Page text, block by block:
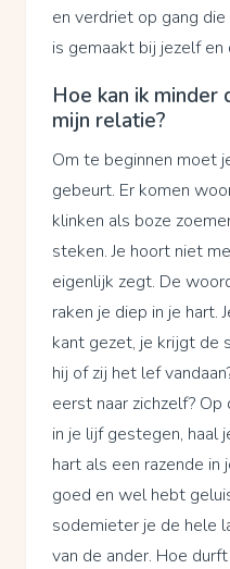
en verdriet op gang
is gemaakt bij jezelf en
Hoe kan ik minder
mijn relatie?
Om te beginnen moet
gebeurt. Er komen
klinken als boze
steken. Je hoort niet
eigenlijk zegt. De
raken je diep in je hart.
kant gezet, je krijgt de
hij of zij het lef
eerst naar zichzelf?
in je lijf gestegen, haal
hart als een razende
goed en wel hebt
sodemieter je de hele
van de ander. Hoe